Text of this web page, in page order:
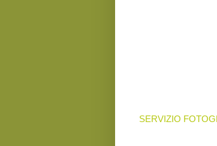
SERVIZIO